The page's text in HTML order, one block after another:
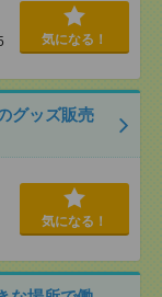
気になる！
グッズ販売
気になる！